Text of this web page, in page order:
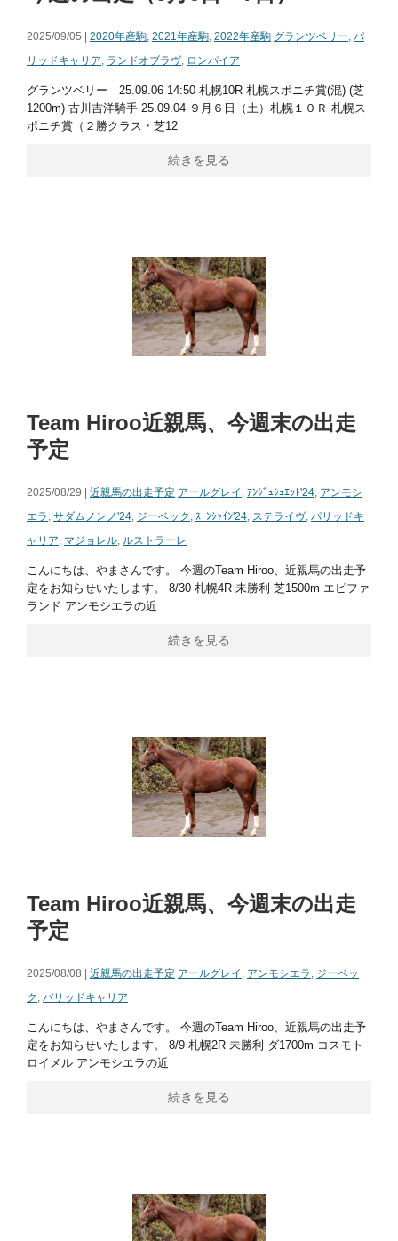
2025/09/05 | 2020年産駒 2021年産駒 2022年産駒 グランツベリー パ
リッドキャリア ランドオブラヴ, ロンパイア
グランツベリー 25.09.06 14:50 札幌10R 札幌スポニチ賞(混) (芝
1200m) 古川吉洋騎手 25.09.04 ９月６日（土）札幌１０Ｒ 札幌ス
ポニチ賞（２勝クラス・芝12
続きを見る
Team Hiroo近親馬、今週末の出走
予定
2025/08/29 | 近親馬の出走予定 アールグレイ , ｱﾝｼﾞｭｼｭｴｯﾄ'24, アンモシ
エラ , サダムノンノ'24, ジーベック , ｽｰﾝｼｬｲﾝ'24, ステライヴ, パリッドキ
ャリア, マジョレル, ルストラーレ
こんにちは、やまさんです。 今週のTeam Hiroo、近親馬の出走予
定をお知らせいたします。 8/30 札幌4R 未勝利 芝1500m エピファ
ランド アンモシエラの近
続きを見る
Team Hiroo近親馬、今週末の出走
予定
2025/08/08 | 近親馬の出走予定 アールグレイ アンモシエラ
ジーベッ
ク パリッドキャリア
こんにちは、やまさんです。 今週のTeam Hiroo、近親馬の出走予
定をお知らせいたします。 8/9 札幌2R 未勝利 ダ1700m コスモト
ロイメル アンモシエラの近
続きを見る